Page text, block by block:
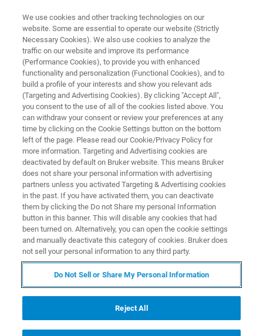
应用文档 - 磁共振
在小豆色素中识别出其它生色团
“从其化学结构来看，乙醛酸桥接的儿茶素骨架
被认为是小豆色素的一部分结构。”
联系我们
探索磁共振图书馆
了解布鲁克核磁产品线
We use cookies and other tracking technologies on our
website. Some are essential to operate our website (Strictly
Necessary Cookies). We also use cookies to analyze the
traffic on our website and improve its performance
(Performance Cookies), to provide you with enhanced
functionality and personalization (Functional Cookies), and to
build a profile of your interests and show you relevant ads
(Targeting and Advertising Cookies). By clicking "Accept All",
you consent to the use of all of the cookies listed above. You
can withdraw your consent or review your preferences at any
time by clicking on the Cookie Settings button on the bottom
left of the page. Please read our Cookie/Privacy Policy for
more information. Targeting and Advertising cookies are
deactivated by default on Bruker website. This means Bruker
does not share your personal information with advertising
partners unless you activated Targeting & Advertising cookies
in the past. If you have activated them, you can deactivate
them by clicking the Do not Share my personal Information
button in this banner. This will disable any cookies that had
been turned on. Alternatively, you can open the cookie settings
and manually deactivate this category of cookies. Bruker does
not sell your personal information to any third party.
Do Not Sell or Share My Personal Information
Reject All